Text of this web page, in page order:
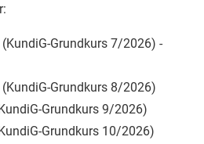
Grundkurs 7/2026) -
Grundkurs 8/2026)
Grundkurs 9/2026)
Grundkurs 10/2026)